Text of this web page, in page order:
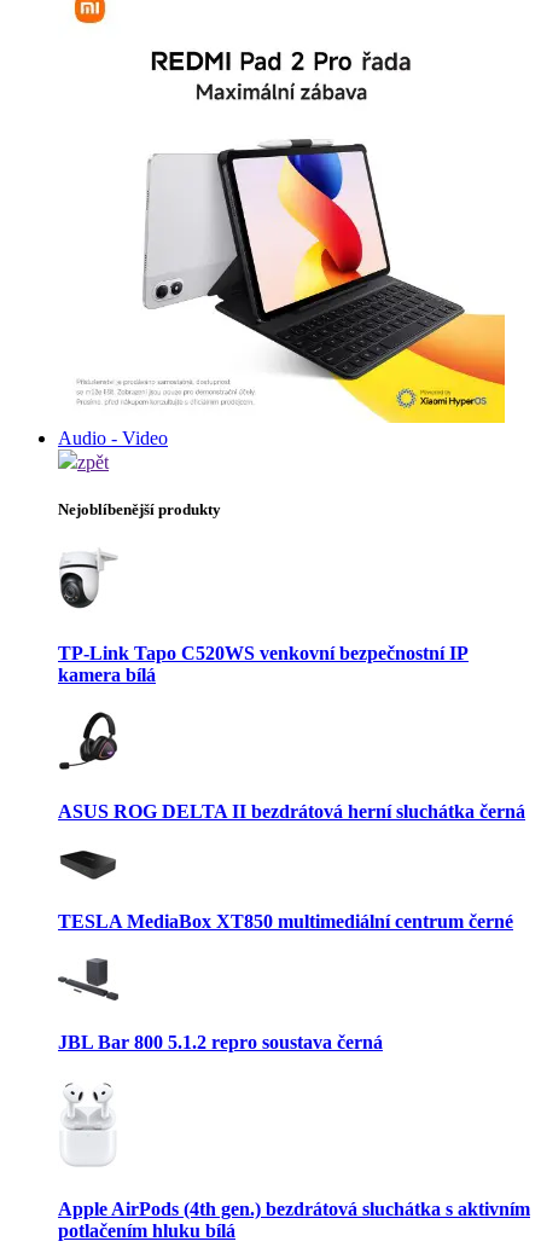
Audio - Video
zpět
Nejoblíbenější produkty
TP-Link Tapo C520WS venkovní bezpečnostní IP
kamera bílá
ASUS ROG DELTA II bezdrátová herní sluchátka černá
TESLA MediaBox XT850 multimediální centrum černé
JBL Bar 800 5.1.2 repro soustava černá
Apple AirPods (4th gen.) bezdrátová sluchátka s aktivním
potlačením hluku bílá